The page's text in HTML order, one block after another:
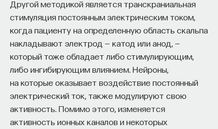
Другой методикой является транскраниальная
стимуляция постоянным электрическим током,
когда пациенту на определенную область скальпа
накладывают электрод — катод или анод, —
который тоже обладает либо стимулирующим,
либо ингибирующим влиянием. Нейроны,
на которые оказывает воздействие постоянный
электрический ток, также модулируют свою
активность. Помимо этого, изменяется
активность ионных каналов и некоторых